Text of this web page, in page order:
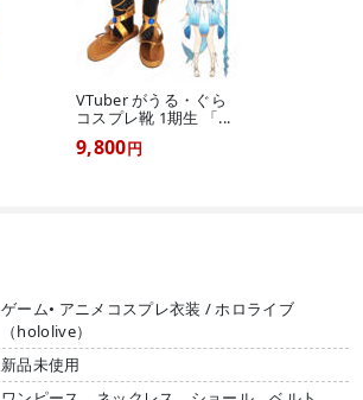
VTuber がうる・ぐら
コスプレ靴 1期生 「...
9,800円
ゲーム• アニメコスプレ衣装 / ホロライブ
（hololive）
新品未使用